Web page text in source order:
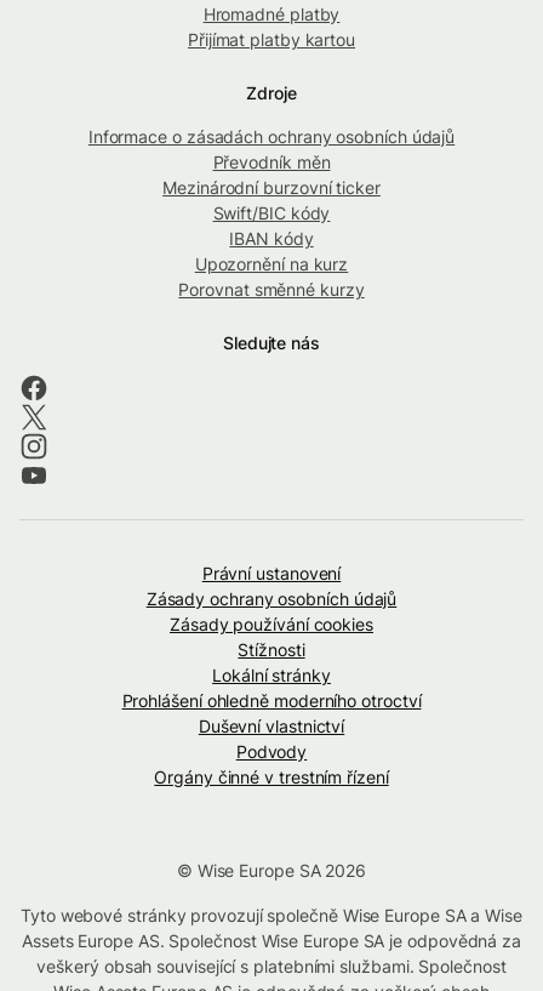
Hromadné platby
Přijímat platby kartou
Zdroje
Informace o zásadách ochrany osobních údajů
Převodník měn
Mezinárodní burzovní ticker
Swift/BIC kódy
IBAN kódy
Upozornění na kurz
Porovnat směnné kurzy
Sledujte nás
Právní ustanovení
Zásady ochrany osobních údajů
Zásady používání cookies
Stížnosti
Lokální stránky
Prohlášení ohledně moderního otroctví
Duševní vlastnictví
Podvody
Orgány činné v trestním řízení
© Wise Europe SA 2026
Tyto webové stránky provozují společně Wise Europe SA a Wise
Assets Europe AS. Společnost Wise Europe SA je odpovědná za
veškerý obsah související s platebními službami. Společnost